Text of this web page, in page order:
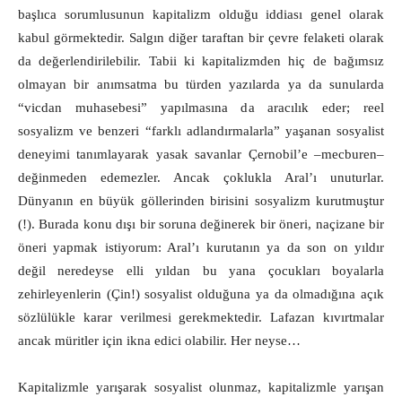
başlıca sorumlusunun kapitalizm olduğu iddiası genel olarak
kabul görmektedir. Salgın diğer taraftan bir çevre felaketi olarak
da değerlendirilebilir. Tabii ki kapitalizmden hiç de bağımsız
olmayan bir anımsatma bu türden yazılarda ya da sunularda
“vicdan muhasebesi” yapılmasına da aracılık eder; reel
sosyalizm ve benzeri “farklı adlandırmalarla” yaşanan sosyalist
deneyimi tanımlayarak yasak savanlar Çernobil’e –mecburen‒
değinmeden edemezler. Ancak çoklukla Aral’ı unuturlar.
Dünyanın en büyük göllerinden birisini sosyalizm kurutmuştur
(!). Burada konu dışı bir soruna değinerek bir öneri, naçizane bir
öneri yapmak istiyorum: Aral’ı kurutanın ya da son on yıldır
değil neredeyse elli yıldan bu yana çocukları boyalarla
zehirleyenlerin (Çin!) sosyalist olduğuna ya da olmadığına açık
sözlülükle karar verilmesi gerekmektedir. Lafazan kıvırtmalar
ancak müritler için ikna edici olabilir. Her neyse…
Kapitalizmle yarışarak sosyalist olunmaz, kapitalizmle yarışan